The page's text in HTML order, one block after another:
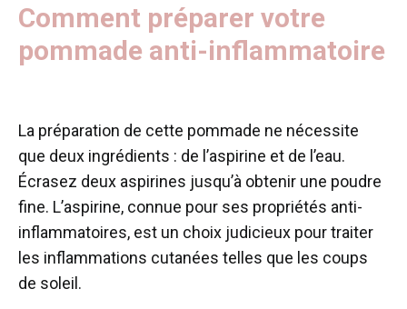
Comment préparer votre
pommade anti-inflammatoire
La préparation de cette pommade ne nécessite
que deux ingrédients : de l’aspirine et de l’eau.
Écrasez deux aspirines jusqu’à obtenir une poudre
fine. L’aspirine, connue pour ses propriétés anti-
inflammatoires, est un choix judicieux pour traiter
les inflammations cutanées telles que les coups
de soleil.